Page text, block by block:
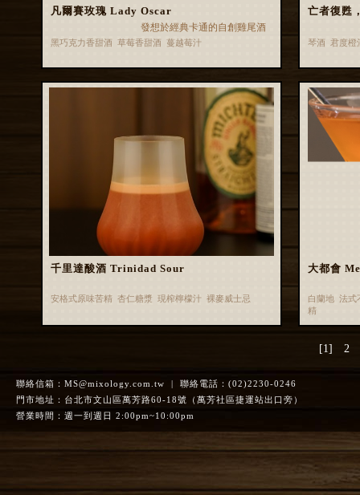
凡爾賽玫瑰 Lady Oscar
發想於經典卡通的自創雞尾酒
黑巧克力香甜酒 草莓香甜酒 蔓越莓汁
亡者復甦
琴酒 君度
千里達酸酒 Trinidad Sour
安格式原味苦精 杏仁糖漿 現榨檸檬汁 裸麥威士忌
大都會
白蘭地 法式
精
[1] 2
聯絡信箱： MS@mixology.com.tw | 聯絡電話：(02)2230-0246
門市地址：台北市文山區萬芳路60-18號（萬芳社區捷運站出口旁）
營業時間：週一到週日 2:00pm~10:00pm